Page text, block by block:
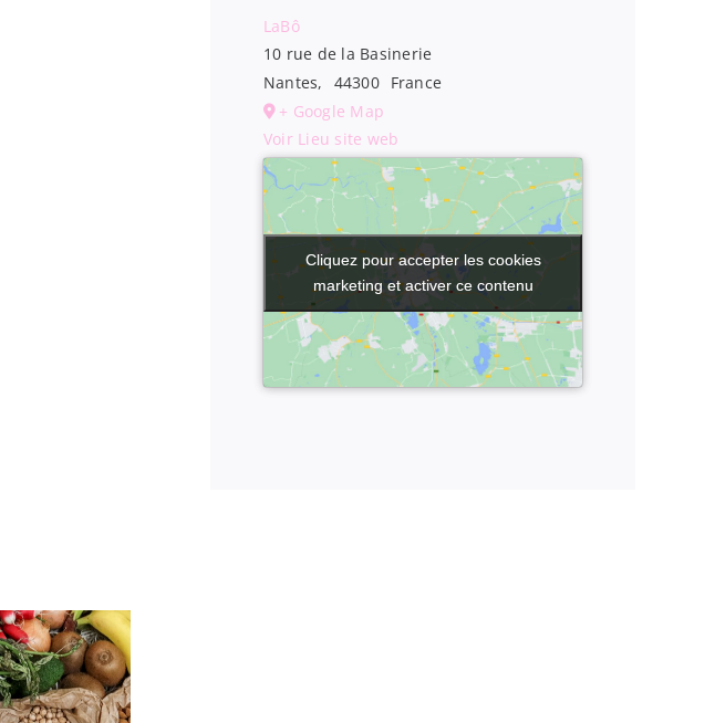
LaBô
10 rue de la Basinerie
Nantes, 44300 France
+ Google Map
Voir Lieu site web
Cliquez pour accepter les cookies
marketing et activer ce contenu
Cliquez pour accepter les cookies
marketing et activer ce contenu